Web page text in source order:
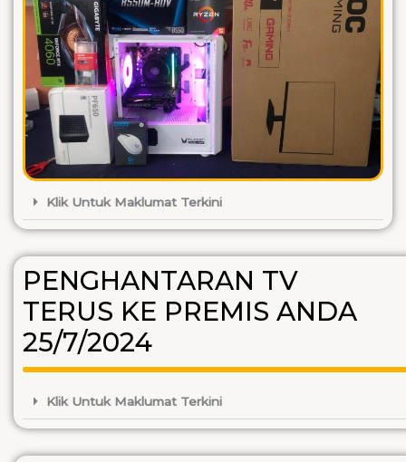
Klik Untuk Maklumat Terkini
PENGHANTARAN TV
TERUS KE PREMIS ANDA
25/7/2024
Klik Untuk Maklumat Terkini